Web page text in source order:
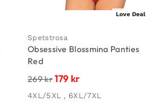
Love Deal
Spetstrosa
Obsessive Blossmina Panties
Red
269kr179 kr
4XL/5XL , 6XL/7XL